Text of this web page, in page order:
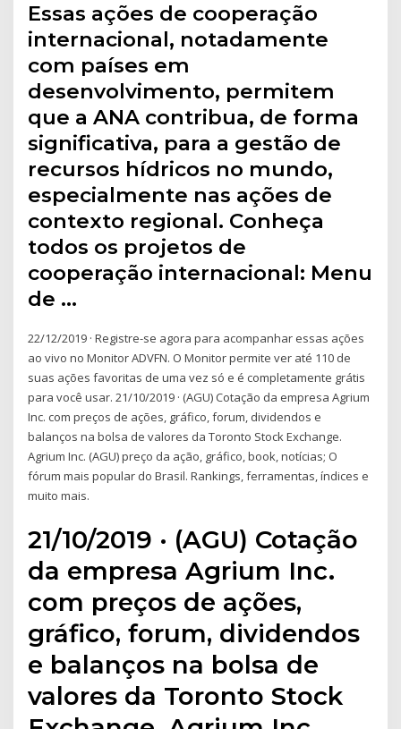
Essas ações de cooperação
internacional, notadamente
com países em
desenvolvimento, permitem
que a ANA contribua, de forma
significativa, para a gestão de
recursos hídricos no mundo,
especialmente nas ações de
contexto regional. Conheça
todos os projetos de
cooperação internacional: Menu
de …
22/12/2019 · Registre-se agora para acompanhar essas ações
ao vivo no Monitor ADVFN. O Monitor permite ver até 110 de
suas ações favoritas de uma vez só e é completamente grátis
para você usar. 21/10/2019 · (AGU) Cotação da empresa Agrium
Inc. com preços de ações, gráfico, forum, dividendos e
balanços na bolsa de valores da Toronto Stock Exchange.
Agrium Inc. (AGU) preço da ação, gráfico, book, notícias; O
fórum mais popular do Brasil. Rankings, ferramentas, índices e
muito mais.
21/10/2019 · (AGU) Cotação
da empresa Agrium Inc.
com preços de ações,
gráfico, forum, dividendos
e balanços na bolsa de
valores da Toronto Stock